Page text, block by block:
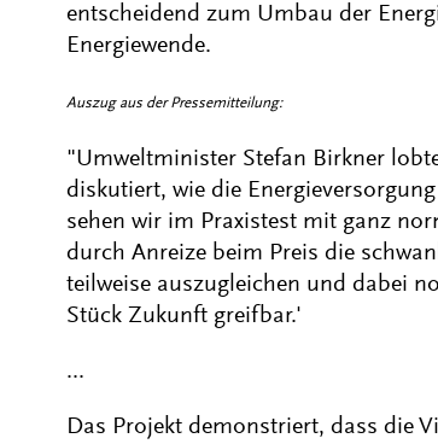
entscheidend zum Umbau der
Energiewende.
Auszug aus der Pressemitteilung:
"Umweltminister Stefan Birkner
diskutiert, wie die
sehen wir im Praxistest mit ganz
durch Anreize beim Preis die
teilweise auszugleichen und dabei
Stück Zukunft greifbar.'
...
Das Projekt demonstriert, dass die